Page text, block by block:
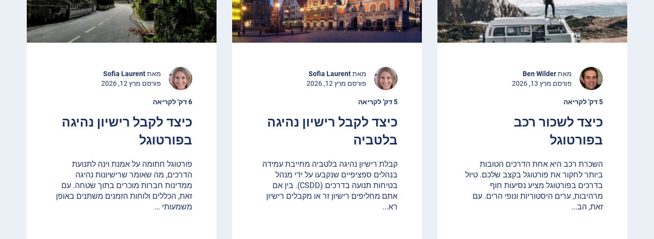
מאתBen Wilder
פורסם מרץ 13, 2026
5 דק' לקריאה
כיצד לשכור רכב
בפורטוגל
השכרת רכב היא אחת הדרכים הטובות
ביותר לחקור את פורטוגל בקצב שלכם. טיול
בדרכים בפורטוגל מציע נסיעות חוף
מרהיבות, ערים היסטוריות ונופי הרים. עם
זאת, הב...
מאתSofia Laurent
פורסם מרץ 12, 2026
5 דק' לקריאה
כיצד לקבל רישיון נהיגה
בלטביה
קבלת רישיון נהיגה בלטביה מחייבת עמידה
בנהלים ספציפיים שנקבעו על ידי מנהל
בטיחות תנועה בדרכים (CSDD). בין אם
אתם מחליפים רישיון זר או מקבלים רישיון
רא...
מאת Sofia Laurent
פורסם מרץ 12, 2026
6 דק' לקריאה
כיצד לקבל רישיון נהיגה
בפורטוגל
פורטוגל חתומה על אמנת וינה לתנועת
הדרכים, מה שאומר שרישיונות נהיגה
ממדינות חברות מוכרים בתוך שטחה. עם
זאת, הכללים ולוחות הזמנים משתנים באופן
משמעותי ...